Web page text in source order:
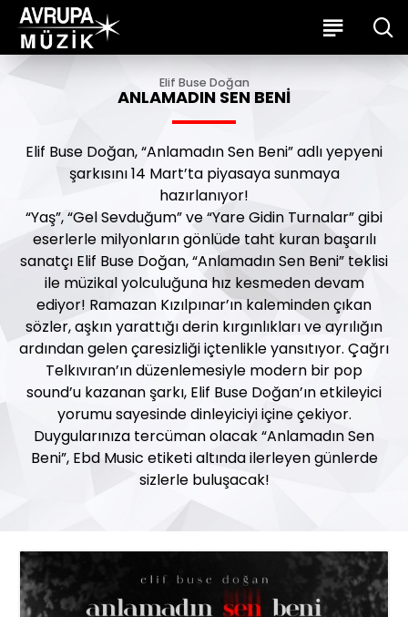
Elif Buse Doğan
ANLAMADIN SEN BENI
Elif Buse Doğan, “Anlamadın Sen Beni” adlı yepyeni
şarkısını 14 Mart’ta piyasaya sunmaya
hazırlanıyor!
“Yaş”, “Gel Sevduğum” ve “Yare Gidin Turnalar” gibi
eserlerle milyonların gönlüde taht kuran başarılı
sanatçı Elif Buse Doğan, “Anlamadın Sen Beni” teklisi
ile müzikal yolculuğuna hız kesmeden devam
ediyor! Ramazan Kızılpınar’ın kaleminden çıkan
sözler, aşkın yarattığı derin kırgınlıkları ve ayrılığın
ardından gelen çaresizliği içtenlikle yansıtıyor. Çağrı
Telkıvıran’ın düzenlemesiyle modern bir pop
sound’u kazanan şarkı, Elif Buse Doğan’ın etkileyici
yorumu sayesinde dinleyiciyi içine çekiyor.
Duygularınıza tercüman olacak “Anlamadın Sen
Beni”, Ebd Music etiketi altında ilerleyen günlerde
sizlerle buluşacak!